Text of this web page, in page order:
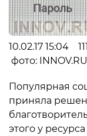
10.02.17 15:04
фото: INNOV.RU
Популярная
приняла
этого у